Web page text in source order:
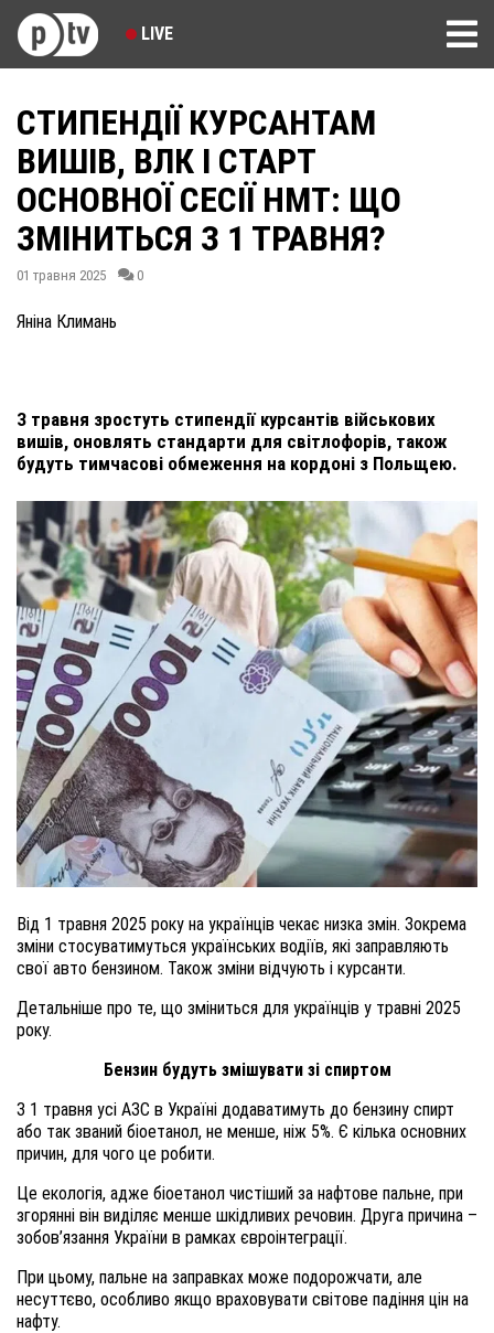
LIVE
СТИПЕНДІЇ КУРСАНТАМ
ВИШІВ, ВЛК І СТАРТ
ОСНОВНОЇ СЕСІЇ НМТ: ЩО
ЗМІНИТЬСЯ З 1 ТРАВНЯ?
01 травня 2025 0
Яніна Климань
З травня зростуть стипендії курсантів військових
вишів, оновлять стандарти для світлофорів, також
будуть тимчасові обмеження на кордоні з Польщею.
Від 1 травня 2025 року на українців чекає низка змін. Зокрема
зміни стосуватимуться українських водіїв, які заправляють
свої авто бензином. Також зміни відчують і курсанти.
Детальніше про те, що зміниться для українців у травні 2025
року.
Бензин будуть змішувати зі спиртом
З 1 травня усі АЗС в Україні додаватимуть до бензину спирт
або так званий біоетанол, не менше, ніж 5%. Є кілька основних
причин, для чого це робити.
Це екологія, адже біоетанол чистіший за нафтове пальне, при
згорянні він виділяє менше шкідливих речовин. Друга причина –
зобов’язання України в рамках євроінтеграції.
При цьому, пальне на заправках може подорожчати, але
несуттєво, особливо якщо враховувати світове падіння цін на
нафту.